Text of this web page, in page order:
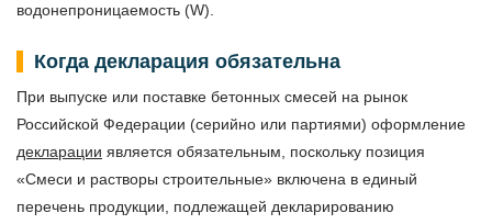
водонепроницаемость (W).
Когда декларация обязательна
При выпуске или поставке бетонных смесей на рынок
Российской Федерации (серийно или партиями) оформление
декларации является обязательным, поскольку позиция
«Смеси и растворы строительные» включена в единый
перечень продукции, подлежащей декларированию